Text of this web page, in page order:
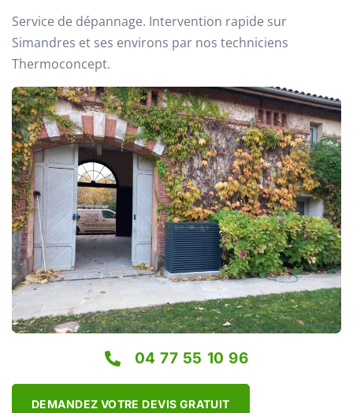
Service de dépannage. Intervention rapide sur
Simandres et ses environs par nos techniciens
Thermoconcept.
04 77 55 10 96
DEMANDEZ VOTRE DEVIS GRATUIT